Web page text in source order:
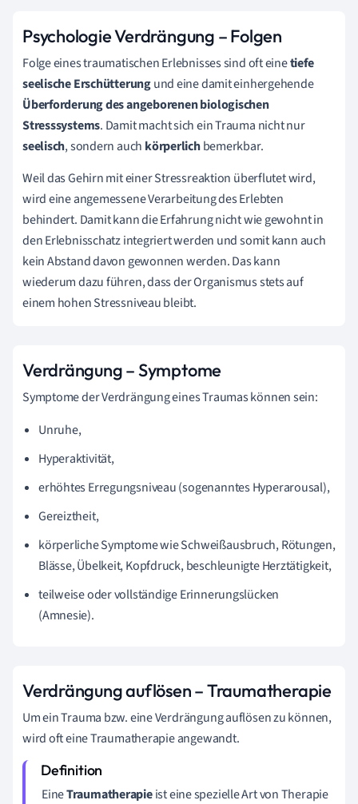
Psychologie Verdrängung – Folgen
Folge eines traumatischen Erlebnisses sind oft einetiefe
seelische Erschütterungund eine damit einhergehende
Überforderung des angeborenen biologischen
Stresssystems. Damit macht sich ein Trauma nicht nur
seelisch, sondern auch körperlichbemerkbar.
Weil das Gehirn mit einer Stressreaktion überflutet wird,
wird eine angemessene Verarbeitung des Erlebten
behindert. Damit kann die Erfahrung nicht wie gewohnt in
den Erlebnisschatz integriert werden und somit kann auch
kein Abstand davon gewonnen werden. Das kann
wiederum dazu führen, dass der Organismus stets auf
einem hohen Stressniveau bleibt.
Verdrängung – Symptome
Symptome der Verdrängung eines Traumas können sein:
Unruhe,
Hyperaktivität,
erhöhtes Erregungsniveau (sogenanntes Hyperarousal),
Gereiztheit,
körperliche Symptome wie Schweißausbruch, Rötungen,
Blässe, Übelkeit, Kopfdruck, beschleunigte Herztätigkeit,
teilweise oder vollständige Erinnerungslücken
(Amnesie).
Verdrängung auflösen – Traumatherapie
Um ein Trauma bzw. eine Verdrängung auflösen zu können,
wird oft eine Traumatherapie angewandt.
EineTraumatherapieist eine spezielle Art von Therapie